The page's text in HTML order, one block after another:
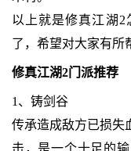
以上就是修真江湖
了，希望对大家有所
修真江湖2门派推荐
1、铸剑谷
传承造成敌方已损失
击，是一个十足的